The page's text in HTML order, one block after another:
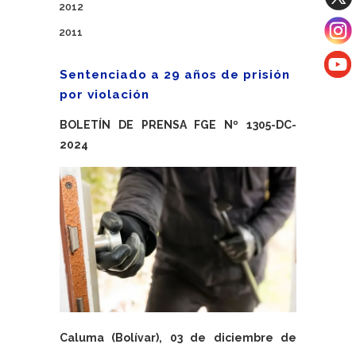
2012
2011
Sentenciado a 29 años de prisión
por violación
BOLETÍN DE PRENSA FGE Nº 1305-DC-
2024
Caluma (Bolívar), 03 de diciembre de